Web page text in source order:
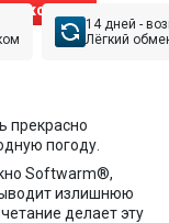
эксперту
14 дней -
Лёгкий
прекрасно
погоду.
Softwarm®,
излишнюю
делает эту